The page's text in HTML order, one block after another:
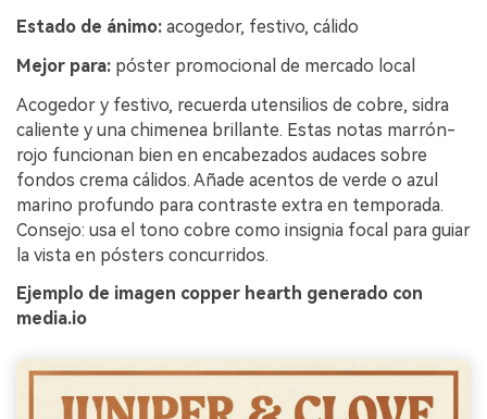
Estado de ánimo: acogedor, festivo, cálido
Mejor para: póster promocional de mercado local
Acogedor y festivo, recuerda utensilios de cobre, sidra
caliente y una chimenea brillante. Estas notas marrón-
rojo funcionan bien en encabezados audaces sobre
fondos crema cálidos. Añade acentos de verde o azul
marino profundo para contraste extra en temporada.
Consejo: usa el tono cobre como insignia focal para guiar
la vista en pósters concurridos.
Ejemplo de imagen copper hearth generado con
media.io